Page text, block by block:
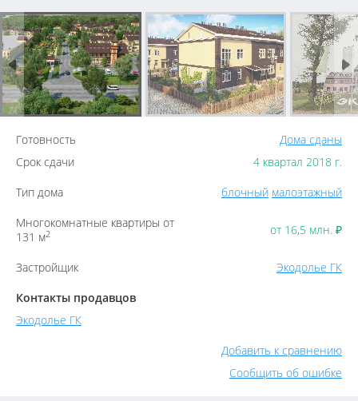
Готовность
Дома сданы
Срок сдачи
4 квартал 2018 г.
Тип дома
блочный малоэтажный
Многокомнатные квартиры от
131 м2 от 16,5 млн. ₽
Застройщик
Экодолье ГК
Контакты продавцов
Экодолье ГК
Добавить к сравнению
Сообщить об ошибке